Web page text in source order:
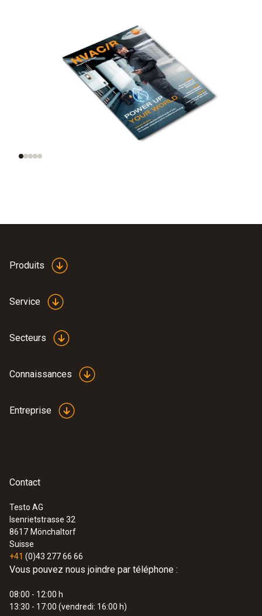
Tour d’horizon des
tendances : des
outils intelligents,
des maisons
intelligentes, des
L’IA et
l’automatisation sur
site
Produits
Service
Secteurs
Connaissances
Entreprise
Contact
Testo AG
Isenrietstrasse 32
8617 Mönchaltorf
Suisse
+41 (0)43 277 66 66
Vous pouvez nous joindre par téléphone :
08:00 - 12:00 h
13:30 - 17:00 (vendredi: 16:00 h)